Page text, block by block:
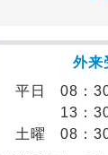
外来
平日
08：
13：
土曜
08：